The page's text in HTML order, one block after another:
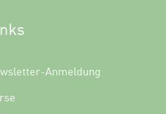
Anmeldung